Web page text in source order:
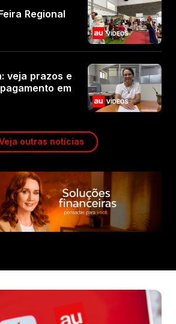
Regional
veja prazos e
em
outras notícias